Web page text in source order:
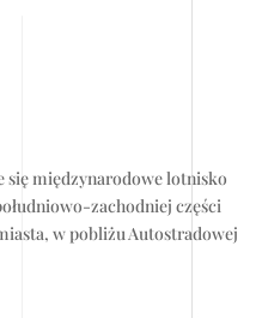
się międzynarodowe lotnisko
zachodniej części
w pobliżu Autostradowej